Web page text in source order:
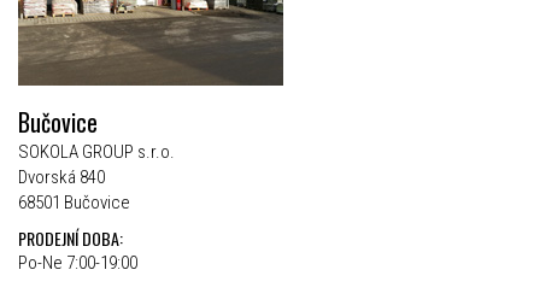
Bučovice
SOKOLA GROUP s.r.o.
Dvorská 840
68501 Bučovice
PRODEJNÍ DOBA:
Po-Ne 7:00-19:00